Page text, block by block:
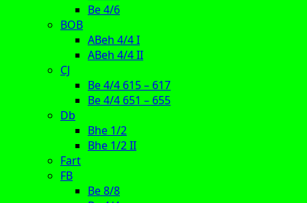
Be 4/6
BOB
ABeh 4/4 I
ABeh 4/4 II
CJ
Be 4/4 615 – 617
Be 4/4 651 – 655
Db
Bhe 1/2
Bhe 1/2 II
Fart
FB
Be 8/8